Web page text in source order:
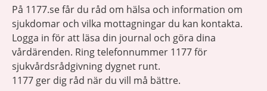
På 1177.se får du råd om hälsa och information om
sjukdomar och vilka mottagningar du kan kontakta.
Logga in för att läsa din journal och göra dina
vårdärenden. Ring telefonnummer 1177 för
sjukvårdsrådgivning dygnet runt.
1177 ger dig råd när du vill må bättre.